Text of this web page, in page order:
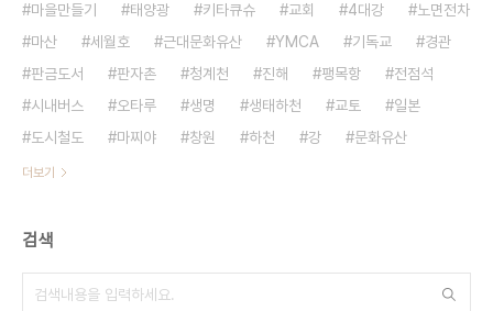
마을만들기 태양광 키타큐슈 교회 4대강
노면전차
마산
세월호 근대문화유산 YMCA 기독교
경관
판금도서
판자촌 청계천 진해 팽목항
전점석
시내버스
오타루 생명 생태하천 교토
일본
도시철도
마찌야 창원 하천 강 문화유산
더보기
검색